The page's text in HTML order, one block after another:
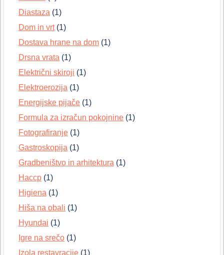
Diastaza (1)
Dom in vrt(1)
Dostava hrane na dom (1)
Drsna vrata (1)
Električni skiroji (1)
Elektroerozija (1)
Energijske pijače (1)
Formula za izračun pokojnine (1)
Fotografiranje (1)
Gastroskopija (1)
Gradbeništvo in arhitektura (1)
Haccp (1)
Higiena (1)
Hiša na obali (1)
Hyundai (1)
Igre na srečo (1)
Izola restavracije (1)